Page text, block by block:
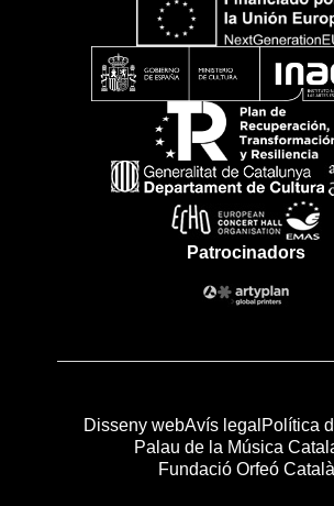
Patrocinadors
Disseny webAvís legal Política
Palau de la Música
Fundació Orfeó Català